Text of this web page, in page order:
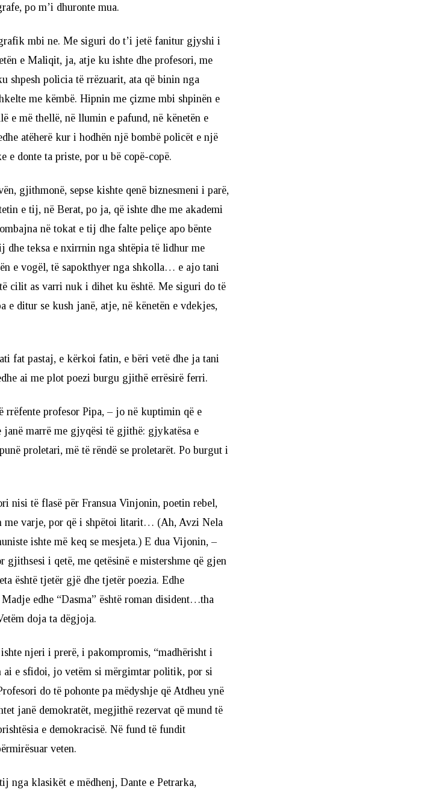
po m’i dhuronte mua.
mbi ne. Me siguri do t’i jetë fanitur gjyshi i
e Maliqit, ja, atje ku ishte dhe profesori, me
policia të rrëzuarit, ata që binin nga
me këmbë. Hipnin me çizme mbi shpinën e
e më thellë, në llumin e pafund, në kënetën e
atëherë kur i hodhën një bombë policët e një
e donte ta priste, por u bë copë-copë.
gjithmonë, sepse kishte qenë biznesmeni i parë,
e tij, në Berat, po ja, që ishte dhe me akademi
në tokat e tij dhe falte peliçe apo bënte
teksa e nxirrnin nga shtëpia të lidhur me
e vogël, të sapokthyer nga shkolla… e ajo tani
cilit as varri nuk i dihet ku është. Me siguri do të
e ditur se kush janë, atje, në kënetën e vdekjes,
fat pastaj, e kërkoi fatin, e bëri vetë dhe ja tani
ai me plot poezi burgu gjithë errësirë ferri.
rrëfente profesor Pipa, – jo në kuptimin që e
marrë me gjyqësi të gjithë: gjykatësa e
proletari, më të rëndë se proletarët. Po burgut i
nisi të flasë për Fransua Vinjonin, poetin rebel,
me varje, por që i shpëtoi litarit… (Ah, Avzi Nela
ishte më keq se mesjeta.) E dua Vijonin, –
i qetë, me qetësinë e mistershme që gjen
është tjetër gjë dhe tjetër poezia. Edhe
edhe “Dasma” është roman disident…tha
doja ta dëgjoja.
njeri i prerë, i pakompromis, “madhërisht i
ai e sfidoi, jo vetëm si mërgimtar politik, por si
do të pohonte pa mëdyshje që Atdheu ynë
janë demokratët, megjithë rezervat që mund të
e demokracisë. Në fund të fundit
veten.
nga klasikët e mëdhenj, Dante e Petrarka,